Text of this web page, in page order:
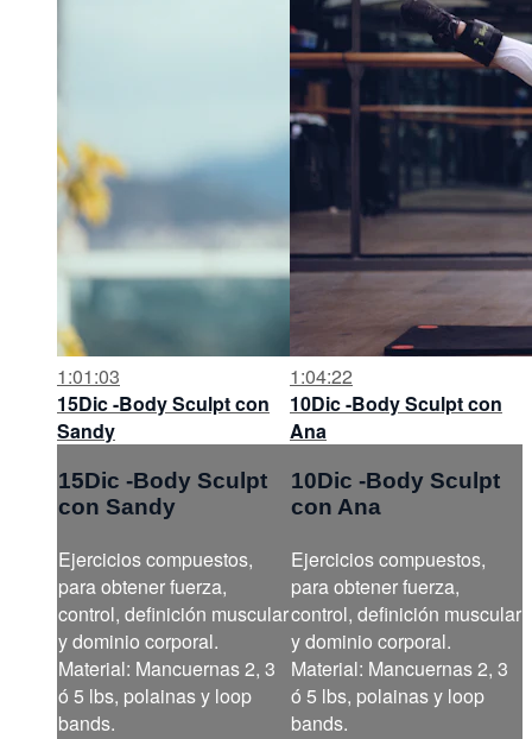
1:01:03
15Dic -Body Sculpt con
Sandy
15Dic -Body Sculpt
con Sandy
Ejercicios compuestos,
para obtener fuerza,
control, definición muscular
y dominio corporal.
Material: Mancuernas 2, 3
ó 5 lbs, polainas y loop
bands.
1:04:22
10Dic -Body Sculpt con
Ana
10Dic -Body Sculpt
con Ana
Ejercicios compuestos,
para obtener fuerza,
control, definición muscular
y dominio corporal.
Material: Mancuernas 2, 3
ó 5 lbs, polainas y loop
bands.